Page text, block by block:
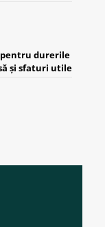
durerile
și sfaturi utile